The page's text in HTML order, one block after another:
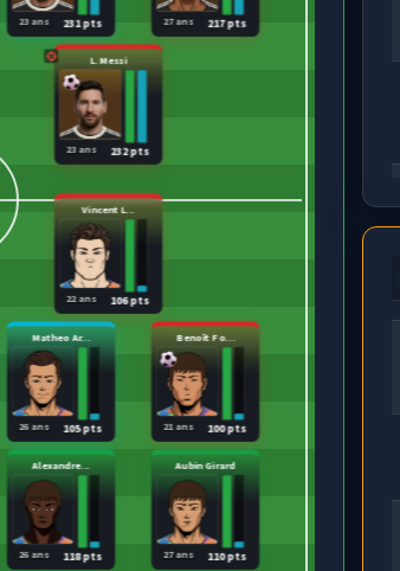
231 pts
23 ans 217 pts
27 ans
L. Messi
232 pts
23 ans
Alexandre...
118 pts
26 ans
Aubin Girard
110 pts
27 ans
Matheo Ar...
105 pts
26 ans
Benoît Fo...
100 pts
21 ans
Vincent L...
106 pts
22 ans